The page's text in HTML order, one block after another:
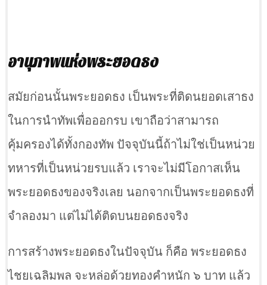
อานุภาพแห่งพระยอดธง
สมัยก่อนนั้นพระยอดธง เป็นพระที่ติดนยอดเสาธง
ในการนำทัพเพื่อออกรบ เขาถือว่าสามารถ
คุ้มครองได้ทั้งกองทัพ ปัจจุบันนี้ถ้าไม่ใช่เป็นหน่วย
ทหารที่เป็นหน่วยรบแล้ว เราจะไม่มีโอกาสเห็น
พระยอดธงของจริงเลย นอกจากเป็นพระยอดธงที่
จำลองมา แต่ไม่ได้ติดบนยอดธงจริง
การสร้างพระยอดธงในปัจจุบัน ก็คือ พระยอดธง
ไชยเฉลิมพล จะหล่อด้วยทองคำหนัก ๖ บาท แล้ว